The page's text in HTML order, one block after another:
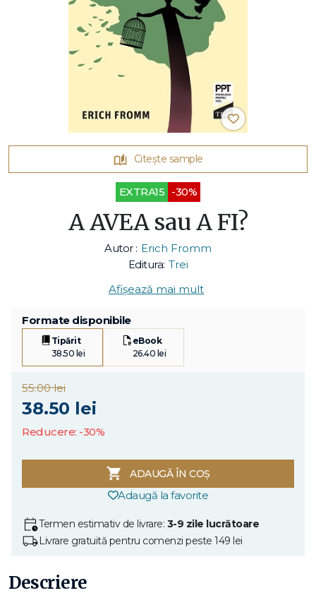
Citește sample
EXTRA15 -30%
A AVEA sau A FI?
Autor : Erich Fromm
Editura: Trei
Afișează mai mult
Formate disponibile
Tipărit
38.50 lei
eBook
26.40 lei
55.00 lei
38.50 lei
Reducere: -30%
ADAUGĂ ÎN COȘ
Adaugă la favorite
Termen estimativ de livrare: 3-9 zile lucrătoare
Livrare gratuită pentru comenzi peste 149 lei
Descriere